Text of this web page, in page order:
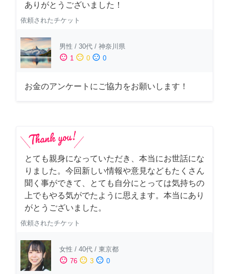
ありがとうございました！
依頼されたチケット
男性 / 30代 / 神奈川県
sentiment_satisfied 1 sentiment_neutral 0 sentiment_dissatisfied 0
お金のアンケートにご協力をお願いします！
とても親身になっていただき、本当にお世話にな
りました。今回新しい情報や意見などもたくさん
聞く事ができて、とても自分にとっては気持ちの
上でもやる気がでたように思えます。本当にあり
がとうございました。
依頼されたチケット
女性 / 40代 / 東京都
sentiment_satisfied 76 sentiment_neutral 3 sentiment_dissatisfied 0